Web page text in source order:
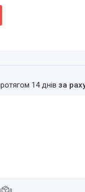
14 днівза